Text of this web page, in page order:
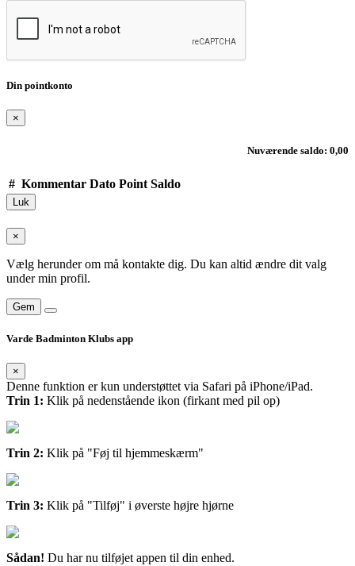
Din pointkonto
×
Nuværende saldo: 0,00
# Kommentar Dato Point Saldo
Luk
×
Vælg herunder om må kontakte dig. Du kan altid ændre dit valg
under min profil.
Gem
Varde Badminton Klubs app
×
Denne funktion er kun understøttet via Safari på iPhone/iPad.
Trin 1: Klik på nedenstående ikon (firkant med pil op)
Trin 2: Klik på "Føj til hjemmeskærm"
Trin 3: Klik på "Tilføj" i øverste højre hjørne
Sådan! Du har nu tilføjet appen til din enhed.